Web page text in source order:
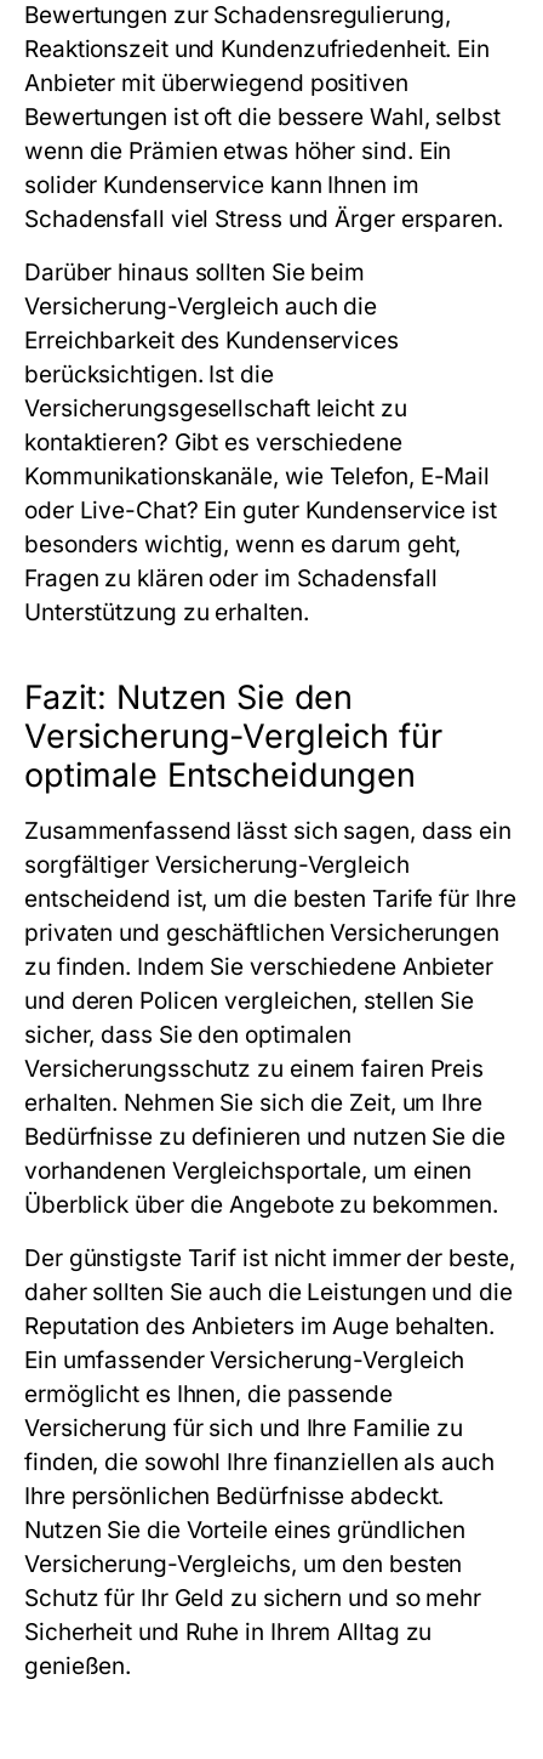
Bewertungen zur Schadensregulierung,
Reaktionszeit und Kundenzufriedenheit. Ein
Anbieter mit überwiegend positiven
Bewertungen ist oft die bessere Wahl, selbst
wenn die Prämien etwas höher sind. Ein
solider Kundenservice kann Ihnen im
Schadensfall viel Stress und Ärger ersparen.
Darüber hinaus sollten Sie beim
Versicherung-Vergleich auch die
Erreichbarkeit des Kundenservices
berücksichtigen. Ist die
Versicherungsgesellschaft leicht zu
kontaktieren? Gibt es verschiedene
Kommunikationskanäle, wie Telefon, E-Mail
oder Live-Chat? Ein guter Kundenservice ist
besonders wichtig, wenn es darum geht,
Fragen zu klären oder im Schadensfall
Unterstützung zu erhalten.
Fazit: Nutzen Sie den
Versicherung-Vergleich für
optimale Entscheidungen
Zusammenfassend lässt sich sagen, dass ein
sorgfältiger Versicherung-Vergleich
entscheidend ist, um die besten Tarife für Ihre
privaten und geschäftlichen Versicherungen
zu finden. Indem Sie verschiedene Anbieter
und deren Policen vergleichen, stellen Sie
sicher, dass Sie den optimalen
Versicherungsschutz zu einem fairen Preis
erhalten. Nehmen Sie sich die Zeit, um Ihre
Bedürfnisse zu definieren und nutzen Sie die
vorhandenen Vergleichsportale, um einen
Überblick über die Angebote zu bekommen.
Der günstigste Tarif ist nicht immer der beste,
daher sollten Sie auch die Leistungen und die
Reputation des Anbieters im Auge behalten.
Ein umfassenderVersicherung-Vergleich
ermöglicht es Ihnen, die passende
Versicherung für sich und Ihre Familie zu
finden, die sowohl Ihre finanziellen als auch
Ihre persönlichen Bedürfnisse abdeckt.
Nutzen Sie die Vorteile eines gründlichen
Versicherung-Vergleichs, um den besten
Schutz für Ihr Geld zu sichern und so mehr
Sicherheit und Ruhe in Ihrem Alltag zu
genießen.